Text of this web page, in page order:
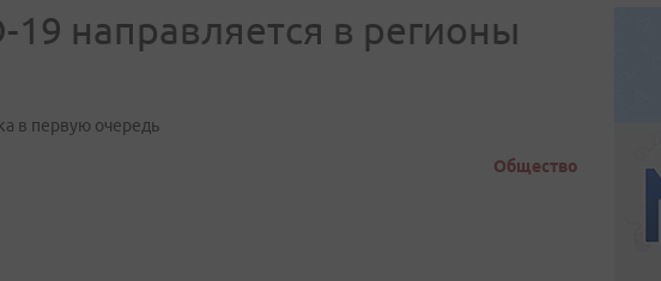
19 направляется в регионы
в первую очередь
Общество